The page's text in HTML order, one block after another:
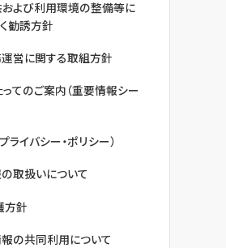
よび利用環境の整備等に
勧誘方針
営に関する取組方針
てのご案内（重要情報シー
イバシー・ポリシー）
取扱いについて
方針
の共同利用について